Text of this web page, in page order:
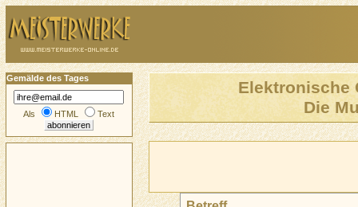
Elektronische
Die
Gemälde des Tages
Als HTML Text